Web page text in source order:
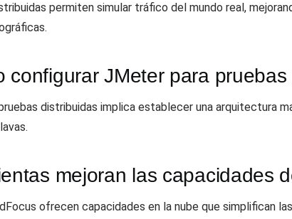
permiten simular tráfico del mundo real,
configurar JMeter para
distribuidas implica establecer una arquitectura
mejoran las capacidades
ofrecen capacidades en la nube que simplifican